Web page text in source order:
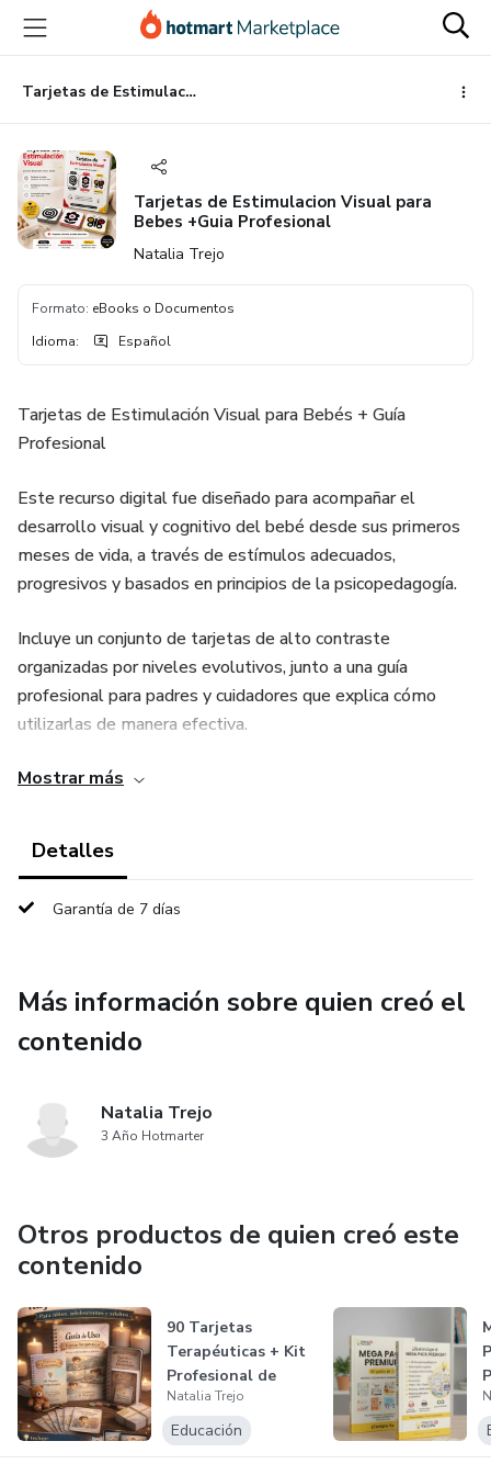
principal
página
de
página
Tarjetas de Estimulacion Visual para Bebes +Guia Profesional
Tarjetas de Estimulacion Visual para
Bebes +Guia Profesional
Natalia Trejo
Formato: eBooks o Documentos
Idioma: Español
Tarjetas de Estimulación Visual para Bebés + Guía
Profesional
Este recurso digital fue diseñado para acompañar el
desarrollo visual y cognitivo del bebé desde sus primeros
meses de vida, a través de estímulos adecuados,
progresivos y basados en principios de la psicopedagogía.
Incluye un conjunto de tarjetas de alto contraste
organizadas por niveles evolutivos, junto a una guía
profesional para padres y cuidadores que explica cómo
utilizarlas de manera efectiva.
👶 ¿Qué incluye?
contraste.
Incorporación progresiva del color (rojo) y mayor
complejidad visual.
✔ Tarjetas Nivel 3 (6 a 12 meses)
Estimulación con formas, objetos simples y mayor
✔ Guía profesional en PDF
Cómo usar las tarjetas
Frecuencia recomendada
Beneficios en el desarrollo
Mostrar más
Detalles
Garantía de 7 días
Más información sobre quien creó el
contenido
Natalia Trejo
3 Año Hotmarter
Otros productos de quien creó este
contenido
90 Tarjetas
Terapéuticas + Kit
Profesional de
Intervención E...
Natalia Trejo
Educación